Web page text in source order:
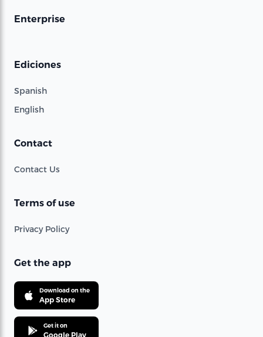
Enterprise
Ediciones
Spanish
English
Contact
Contact Us
Terms of use
Privacy Policy
Get the app
Download on the
App Store
Get it on
Google Play